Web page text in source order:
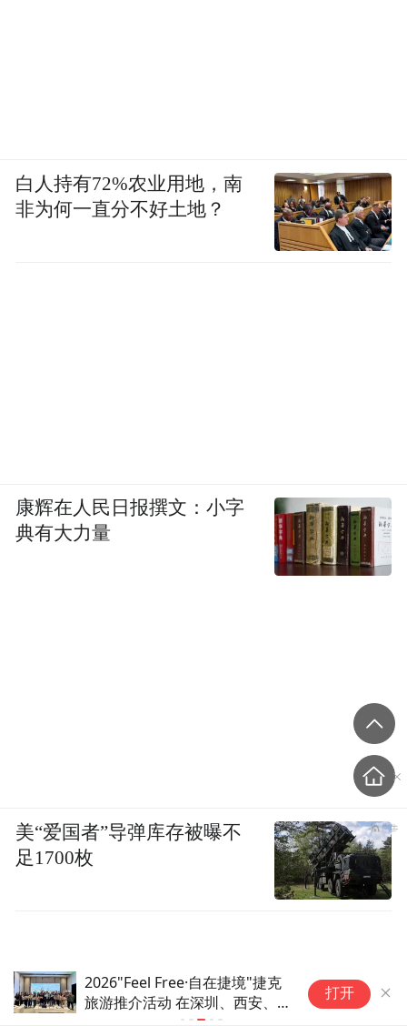
从产区到东方酒香生活美学目的地 仁怀的
酒旅破局之路
打开
白人持有72%农业用地，南
非为何一直分不好土地？
康辉在人民日报撰文：小字
典有大力量
美“爱国者”导弹库存被曝不
足1700枚